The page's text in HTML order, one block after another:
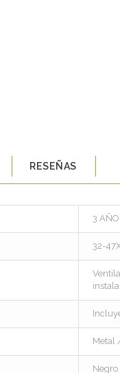
RESEÑAS
3
32-
Metal
Negro